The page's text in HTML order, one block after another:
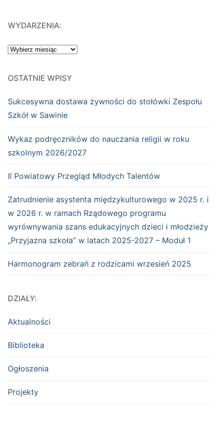
WYDARZENIA:
WYDARZENIA:
OSTATNIE WPISY
Sukcesywna dostawa żywności do stołówki Zespołu
Szkół w Sawinie
Wykaz podręczników do nauczania religii w roku
szkolnym 2026/2027
II Powiatowy Przegląd Młodych Talentów
Zatrudnienie asystenta międzykulturowego w 2025 r. i
w 2026 r. w ramach Rządowego programu
wyrównywania szans edukacyjnych dzieci i młodzieży
„Przyjazna szkoła” w latach 2025-2027 – Moduł 1
Harmonogram zebrań z rodzicami wrzesień 2025
DZIAŁY:
Aktualności
Biblioteka
Ogłoszenia
Projekty